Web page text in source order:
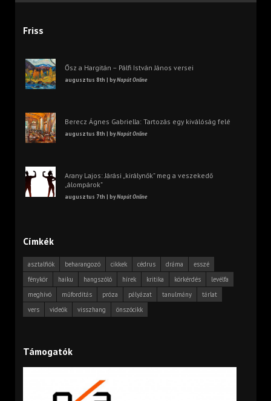
Friss
Ősz a Hargitán – Pálfi István János versei
augusztus 8th | byNapút Online
Berecz Ágnes Gabriella: Tartozás egy kiválóság felé
augusztus 8th | byNapút Online
Arany Lajos: Járási „királynők” meg a veszekedő
„álompárok”
augusztus 7th | byNapút Online
Címkék
asztalfiók beharangozó cikkek cédrus dráma
esszé
fénykör
haiku hangszóló hírek kritika körkérdés
levélfa
meghívó
műfordítás próza pályázat tanulmány
tárlat
vers
videók visszhang önszócikk
Támogatók